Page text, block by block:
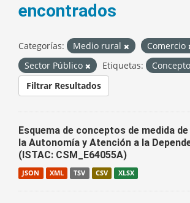
encontrados
Categorías: Medio rural
Comercio
Sector Público
Etiquetas:
Concepto
Filtrar Resultados
Esquema de conceptos de medida
la Autonomía y Atención a la
(ISTAC: CSM_E64055A)
JSON XML TSV CSV XLSX